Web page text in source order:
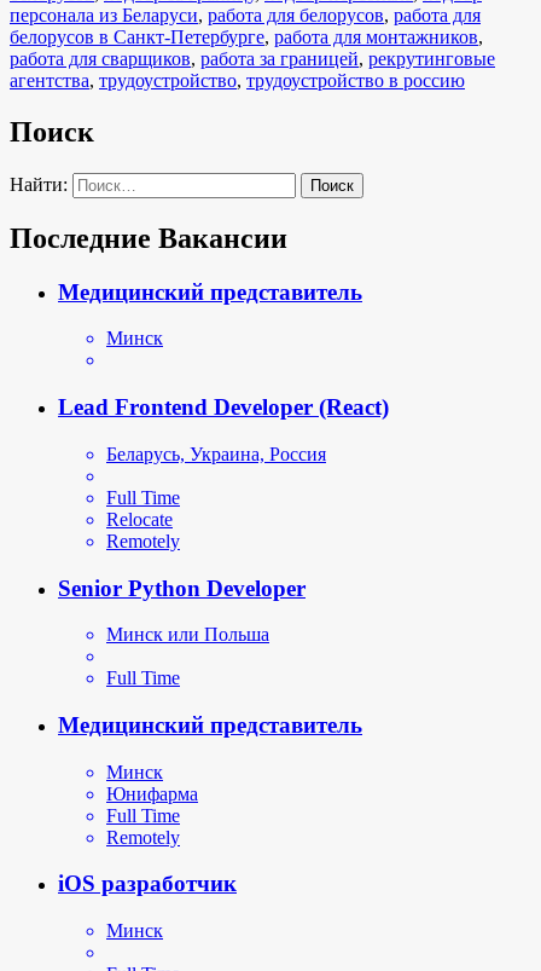
персонала из Беларуси, работа для белорусов, работа для
белорусов в Санкт-Петербурге, работа для монтажников,
работа для сварщиков, работа за границей, рекрутинговые
агентства, трудоустройство, трудоустройство в россию
Поиск
Найти:
Последние Вакансии
Медицинский представитель
Минск
Lead Frontend Developer (React)
Беларусь, Украина, Россия
Full Time
Relocate
Remotely
Senior Python Developer
Минск или Польша
Full Time
Медицинский представитель
Минск
Юнифарма
Full Time
Remotely
iOS разработчик
Минск